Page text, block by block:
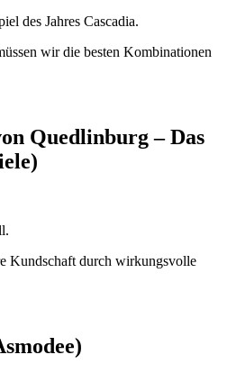
des Jahres Cascadia.
wir die besten Kombinationen
Quedlinburg – Das
Kundschaft durch wirkungsvolle